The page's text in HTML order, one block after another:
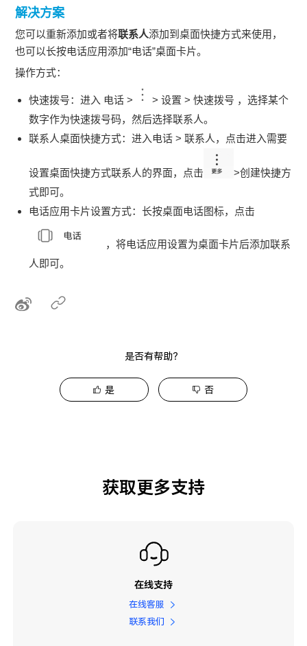
解决方案
您可以重新添加或者将联系人添加到桌面快捷方式来使用，
也可以长按电话应用添加“电话”桌面卡片。
操作方式：
快速拨号：进入 电话 >
> 设置 > 快速拨号 ，选择某个
数字作为快速拨号码，然后选择联系人。
联系人桌面快捷方式：进入电话 > 联系人，点击进入需要
设置桌面快捷方式联系人的界面，点击
>创建快捷方
式即可。
电话应用卡片设置方式：长按桌面电话图标，点击
，将电话应用设置为桌面卡片后添加联系
人即可。
是否有帮助？
是 否
获取更多支持
在线支持
在线客服
联系我们